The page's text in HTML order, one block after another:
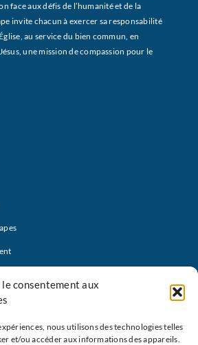
consentement aux
nous utilisons des technologies telles
et/ou accéder aux informations des appareils.
face aux défis de l’humanité et de la
invite chacun à exercer sa responsabilité
au service du bien commun, en
une mission de compassion pour le
Dieu